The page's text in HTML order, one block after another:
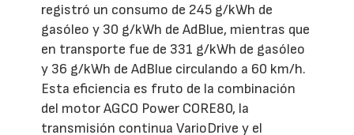
registró un consumo de 245 g/kWh de
gasóleo y 30 g/kWh de AdBlue, mientras que
en transporte fue de 331 g/kWh de gasóleo
y 36 g/kWh de AdBlue circulando a 60 km/h.
Esta eficiencia es fruto de la combinación
del motor AGCO Power CORE80, la
transmisión continua VarioDrive y el